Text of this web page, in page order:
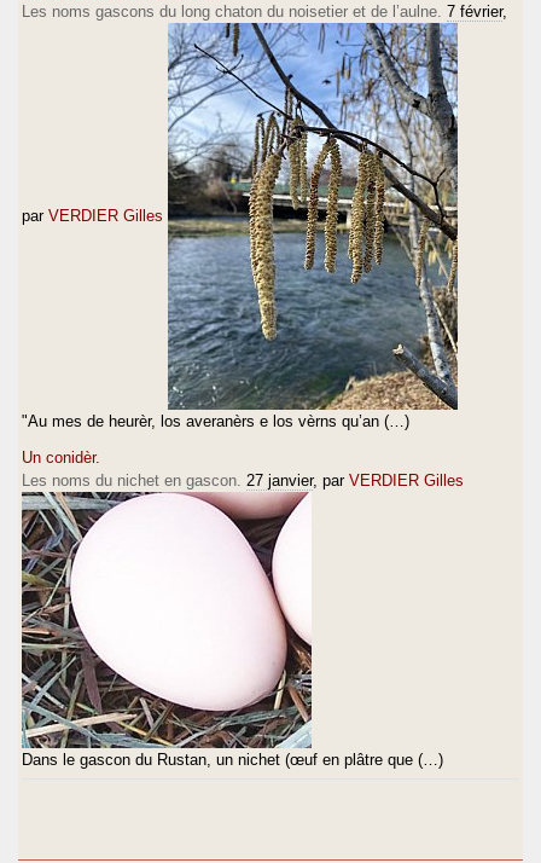
Les noms gascons du long chaton du noisetier et de l’aulne. 7 février,
par VERDIER Gilles
"Au mes de heurèr, los averanèrs e los vèrns qu’an (…)
Un conidèr.
Les noms du nichet en gascon. 27 janvier, par VERDIER Gilles
Dans le gascon du Rustan, un nichet (œuf en plâtre que (…)